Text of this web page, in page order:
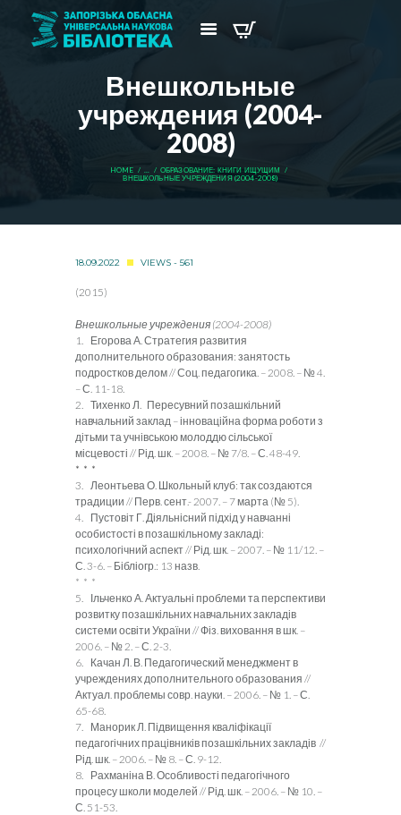
Внешкольные
учреждения (2004-
2008)
HOME ...
ОБРАЗОВАНИЕ: КНИГИ ИЩУЩИМ
ВНЕШКОЛЬНЫЕ УЧРЕЖДЕНИЯ (2004-2008)
18.09.2022 VIEWS - 561
(2015)
Внешкольные учреждения (2004-2008)
1. Егорова А. Стратегия развития
дополнительного образования: занятость
подростков делом // Соц. педагогика. – 2008. – № 4.
– С. 11-18.
2. Тихенко Л. Пересувний позашкільний
навчальний заклад – інноваційна форма роботи з
дітьми та учнівською молоддю сільської
місцевості // Рід. шк. – 2008. – № 7/8. – С. 48-49.
* * *
3. Леонтьева О. Школьный клуб: так создаются
традиции // Перв. сент.- 2007. – 7 марта (№ 5).
4. Пустовіт Г. Діяльнісний підхід у навчанні
особистості в позашкільному закладі:
психологічний аспект // Рід. шк. – 2007. – № 11/12. –
С. 3-6. – Бібліогр.: 13 назв.
* * *
5. Ільченко А. Актуальні проблеми та перспективи
розвитку позашкільних навчальних закладів
системи освіти України // Фіз. виховання в шк. –
2006. – № 2. – С. 2-3.
6. Качан Л. В. Педагогический менеджмент в
учреждениях дополнительного образования //
Актуал. проблемы совр. науки. – 2006. – № 1. – С.
65-68.
7. Манорик Л. Підвищення кваліфікації
педагогічних працівників позашкільних закладів //
Рід. шк. – 2006. – № 8. – С. 9-12.
8. Рахманіна В. Особливості педагогічного
процесу школи моделей // Рід. шк. – 2006. – № 10. –
С. 51-53.